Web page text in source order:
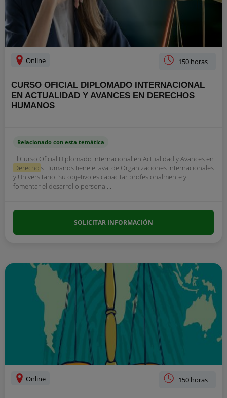
Online 150 horas
CURSO OFICIAL DIPLOMADO INTERNACIONAL
EN ACTUALIDAD Y AVANCES EN DERECHOS
HUMANOS
Relacionado con esta temática
El Curso Oficial Diplomado Internacional en Actualidad y Avances en
Derechos Humanos tiene el aval de Organizaciones Internacionales
y Universitario. Su objetivo es capacitar profesionalmente y
fomentar el desarrollo personal...
SOLICITAR INFORMACIÓN
Online 150 horas